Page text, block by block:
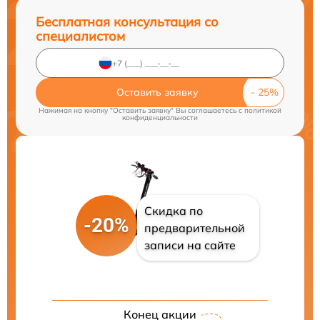
Бесплатная консультация со
специалистом
Оставить заявку
Нажимая на кнопку "Оставить заявку" Вы соглашаетесь cполитикой
конфиденциальности
-20%
Скидка по
предварительной
записи на сайте
Конец акции